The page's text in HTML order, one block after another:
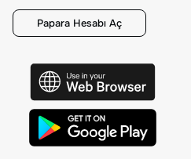
Papara Hesabı Aç